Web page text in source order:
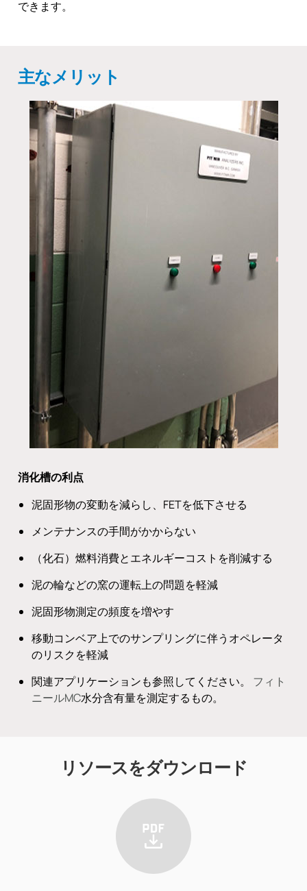
できます。
主なメリット
消化槽の利点
泥固形物の変動を減らし、FETを低下させる
メンテナンスの手間がかからない
（化石）燃料消費とエネルギーコストを削減する
泥の輪などの窯の運転上の問題を軽減
泥固形物測定の頻度を増やす
移動コンベア上でのサンプリングに伴うオペレータ
のリスクを軽減
関連アプリケーションも参照してください。 フィト
ニールMC水分含有量を測定するもの。
リソースをダウンロード